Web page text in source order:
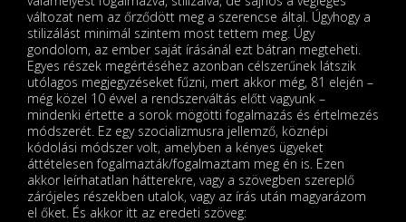
változat nem az őrződött meg a szerencse által. Úgyhogy a
stilizálást minimál szintem most tettem meg. Úgy
gondolom, az ember saját írásánál ezt bátran megteheti.
Egyes részek megértéséhez azonban célszerűnek látszik
utólagos megjegyzéseket fűzni, mert akkor még, 81 elején –
még közel 10 évvel a rendszerváltás előtt vagyunk –
mindenki értette a sorok mögötti fogalmazás és értelmezés
módszerét. Ez egy szocializmusra jellemző, köznépi
kódolási módszer volt, amelyben a kényes ügyeket
áttételesen fogalmazták/fogalmaztam meg én is. Ezen
akkor leírhatatlan hátterekre, vagy a szövegben szereplő
zárójeles részekben utalok, vagy az írás után magyarázom
el őket. És akkor itt az eredeti szöveg: